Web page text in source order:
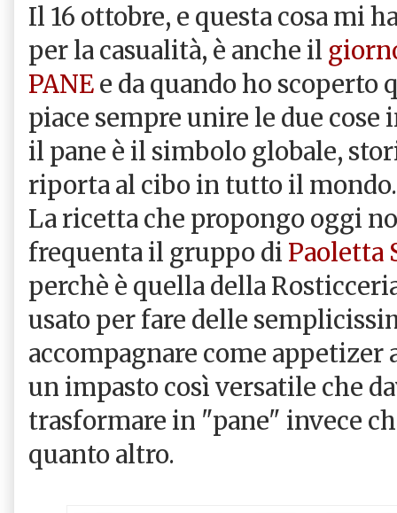
Il 16 ottobre, e questa cosa mi
per la casualità, è anche il
PANE e da quando ho scoperto
piace sempre unire le due cose
il pane è il simbolo globale,
riporta al cibo in tutto il mondo.
La ricetta che propongo oggi
frequenta il gruppo di Paoletta
perchè è quella della
usato per fare delle
accompagnare come appetizer
un impasto così versatile che
trasformare in "pane" invece
quanto altro.